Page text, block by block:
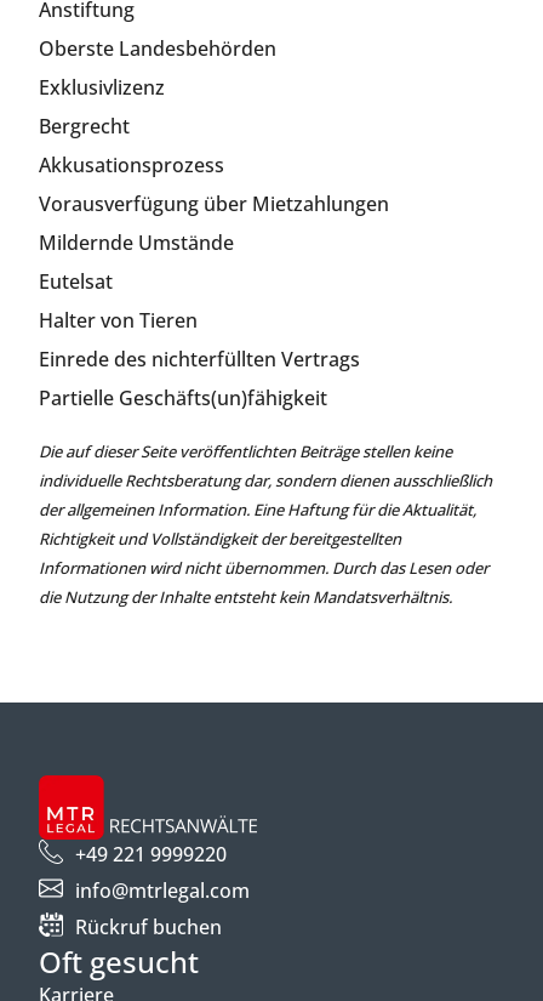
Anstiftung
Oberste Landesbehörden
Exklusivlizenz
Bergrecht
Akkusationsprozess
Vorausverfügung über Mietzahlungen
Mildernde Umstände
Eutelsat
Halter von Tieren
Einrede des nichterfüllten Vertrags
Partielle Geschäfts(un)fähigkeit
Die auf dieser Seite veröffentlichten Beiträge stellen keine
individuelle Rechtsberatung dar, sondern dienen ausschließlich
der allgemeinen Information. Eine Haftung für die Aktualität,
Richtigkeit und Vollständigkeit der bereitgestellten
Informationen wird nicht übernommen. Durch das Lesen oder
die Nutzung der Inhalte entsteht kein Mandatsverhältnis.
+49 221 9999220
info@mtrlegal.com
Rückruf buchen
Oft gesucht
Karriere